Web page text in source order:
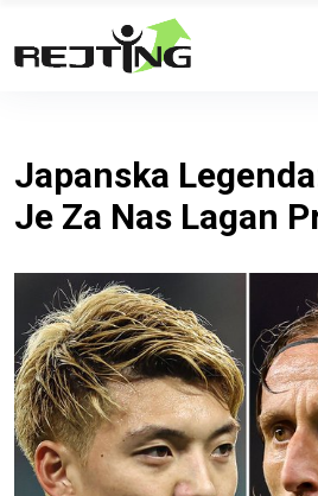
Japanska
Je Za Nas Lagan